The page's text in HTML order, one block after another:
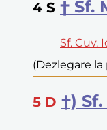
4 S † Sf.
Sf. Cuv.
(Dezlegare
5 D †)